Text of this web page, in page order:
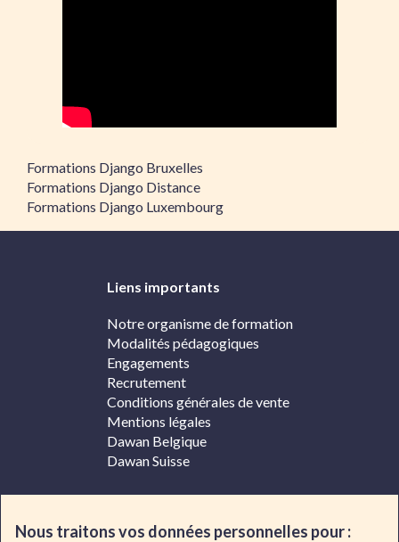
Formations Django Bruxelles
Formations Django Distance
Formations Django Luxembourg
Liens importants
Notre organisme de formation
Modalités pédagogiques
Engagements
Recrutement
Conditions générales de vente
Mentions légales
Dawan Belgique
Dawan Suisse
Nous traitons vos données personnelles pour :